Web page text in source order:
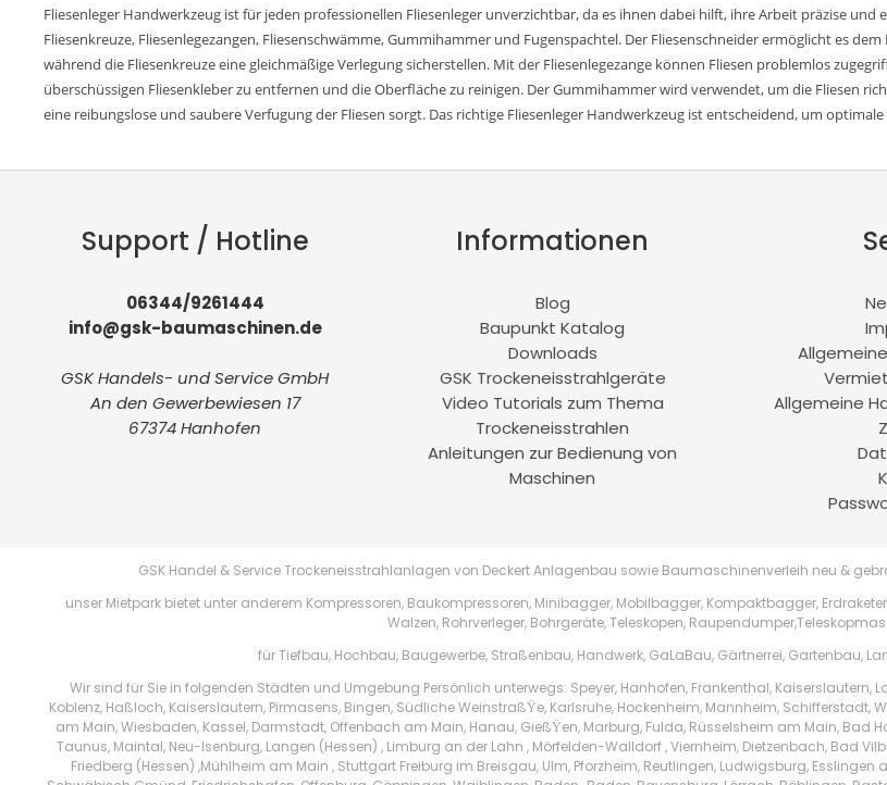
Fliesenleger Handwerkzeug ist für jeden professionellen Fliesenleger unverzichtbar, da es ihnen dabei hilft, ihre Arbeit präzise
Fliesenkreuze, Fliesenlegezangen, Fliesenschwämme, Gummihammer und Fugenspachtel. Der Fliesenschneider ermöglicht es
während die Fliesenkreuze eine gleichmäßige Verlegung sicherstellen. Mit der Fliesenlegezange können Fliesen problemlos
überschüssigen Fliesenkleber zu entfernen und die Oberfläche zu reinigen. Der Gummihammer wird verwendet, um die Fliesen
eine reibungslose und saubere Verfugung der Fliesen sorgt. Das richtige Fliesenleger Handwerkzeug ist entscheidend, um
Support / Hotline
06344/9261444
info@gsk-baumaschinen.de
GSK Handels- und Service GmbH
An den Gewerbewiesen 17
67374 Hanhofen
Informationen
Blog
Baupunkt Katalog
Downloads
GSK Trockeneisstrahlgeräte
Video Tutorials zum Thema
Trockeneisstrahlen
Anleitungen zur Bedienung von
Maschinen
Allgemeine
GSK Handel & Service Trockeneisstrahlanlagen von Deckert Anlagenbau sowie Baumaschinenverleih neu &
unser Mietpark bietet unter anderem Kompressoren, Baukompressoren, Minibagger, Mobilbagger, Kompaktbagger,
Walzen, Rohrverleger, Bohrgeräte, Teleskopen,
für Tiefbau, Hochbau, Baugewerbe, Straßenbau, Handwerk, GaLaBau, Gärtnerrei, Gartenbau,
Wir sind für Sie in folgenden Städten und Umgebung Persönlich unterwegs: Speyer, Hanhofen, Frankenthal, Kaiserslautern,
Koblenz, Haßloch, Kaiserslautern, Pirmasens, Bingen, Südliche WeinstraßŸe, Karlsruhe, Hockenheim, Mannheim, Schifferstadt,
am Main, Wiesbaden, Kassel, Darmstadt, Offenbach am Main, Hanau, GießŸen, Marburg, Fulda, Rüsselsheim am Main, Bad
Taunus, Maintal, Neu-Isenburg, Langen (Hessen) , Limburg an der Lahn , Mörfelden-Walldorf , Viernheim, Dietzenbach, Bad
Friedberg (Hessen) ,Mühlheim am Main , Stuttgart Freiburg im Breisgau, Ulm, Pforzheim, Reutlingen, Ludwigsburg,